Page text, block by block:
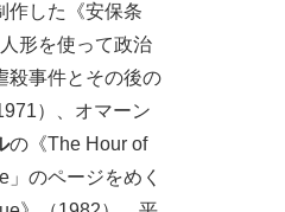
作した《安保条
形を使って政治
殺事件とその後の
）、オマーン
の《The Hour of
のページをめく